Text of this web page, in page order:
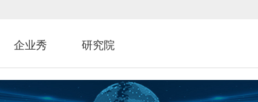
企业秀 研究院